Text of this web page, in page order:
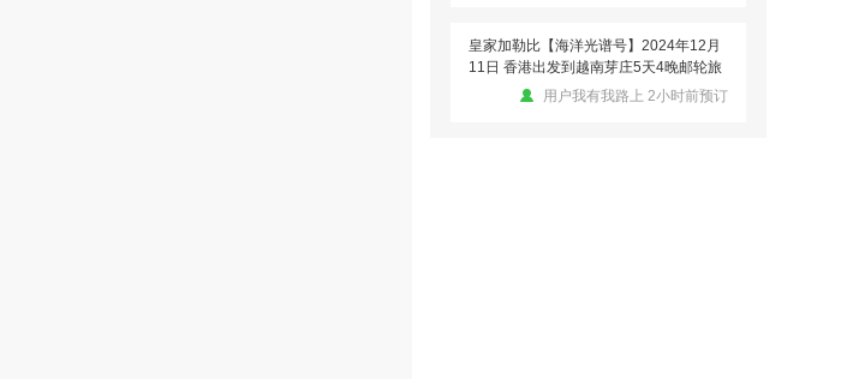
感谢歌诗达邮轮给我们提供了这么一个既
旅行又充分享受的快乐环境。当天一上船
就让你有种宾至如归的感受，吃住玩购都
晚特价游轮旅行
皇家加勒比【海洋光谱号】2024年12月
11日 香港出发到越南芽庄5天4晚邮轮旅
用户我有我路上 2小时前预订